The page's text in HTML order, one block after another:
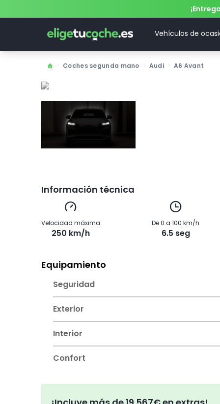
Vehículos de
Coches segunda mano Audi A6 Avant
Información técnica
Velocidad máxima
250 km/h
De 0 a 100 km/h
6.5 seg
Equipamiento
Seguridad
Exterior
Interior
Confort